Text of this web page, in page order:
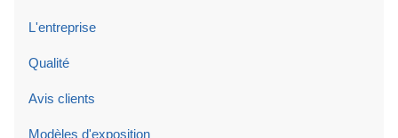
L'entreprise
Qualité
Avis clients
Modèles d'exposition